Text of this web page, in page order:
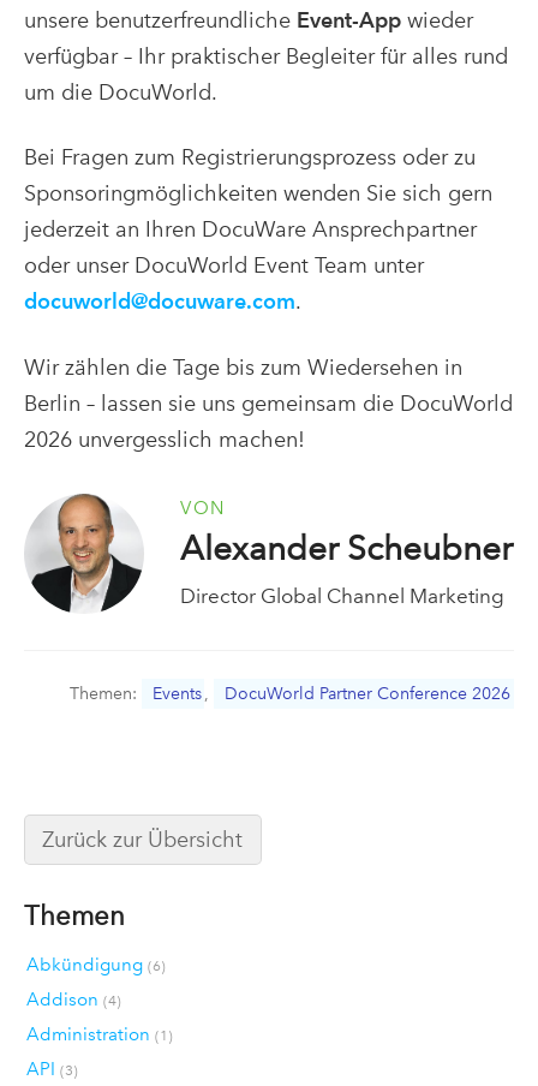
unsere benutzerfreundliche Event-App wieder
verfügbar – Ihr praktischer Begleiter für alles rund
um die DocuWorld.
Bei Fragen zum Registrierungsprozess oder zu
Sponsoringmöglichkeiten wenden Sie sich gern
jederzeit an Ihren DocuWare Ansprechpartner
oder unser DocuWorld Event Team unter
docuworld@docuware.com.
Wir zählen die Tage bis zum Wiedersehen in
Berlin – lassen sie uns gemeinsam die DocuWorld
2026 unvergesslich machen!
VON
Alexander Scheubner
Director Global Channel Marketing
Themen: Events DocuWorld Partner Conference 2026
Zurück zur Übersicht
Themen
Abkündigung (6)
Addison (4)
Administration (1)
API (3)